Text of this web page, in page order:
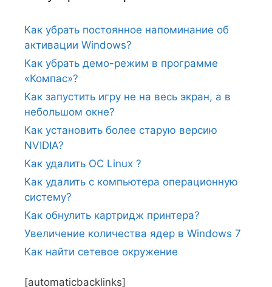
Как убрать постоянное напоминание об
активации Windows?
Как убрать демо-режим в программе
«Компас»?
Как запустить игру не на весь экран, а в
небольшом окне?
Как установить более старую версию
NVIDIA?
Как удалить ОС Linux ?
Как удалить с компьютера операционную
систему?
Как обнулить картридж принтера?
Увеличение количества ядер в Windows 7
Как найти сетевое окружение
[automaticbacklinks]